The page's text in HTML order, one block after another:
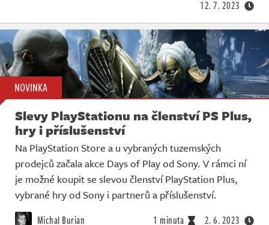
12. 7. 2023
NOVINKA
Slevy PlayStationu na členství PS Plus,
hry i příslušenství
Na PlayStation Store a u vybraných tuzemských
prodejců začala akce Days of Play od Sony. V rámci ní
je možné koupit se slevou členství PlayStation Plus,
vybrané hry od Sony i partnerů a příslušenství.
Michal Burian 1 minuta 2. 6. 2023